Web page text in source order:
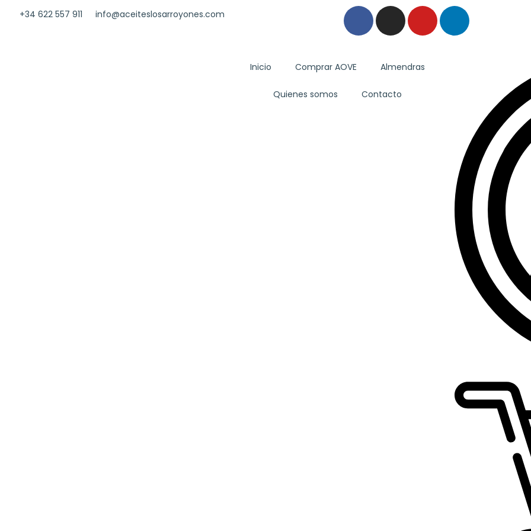
+34 622 557 911 info@aceiteslosarroyones.com
Inicio Comprar AOVE Almendras
Quienes somos Contacto